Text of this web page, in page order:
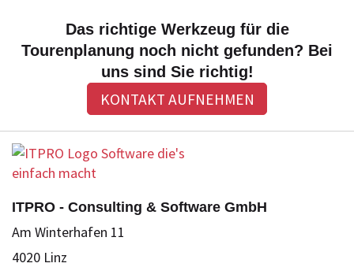
Das richtige Werkzeug für die
Tourenplanung noch nicht gefunden? Bei
uns sind Sie richtig!
KONTAKT AUFNEHMEN
ITPRO - Consulting & Software GmbH
Am Winterhafen 11
4020 Linz